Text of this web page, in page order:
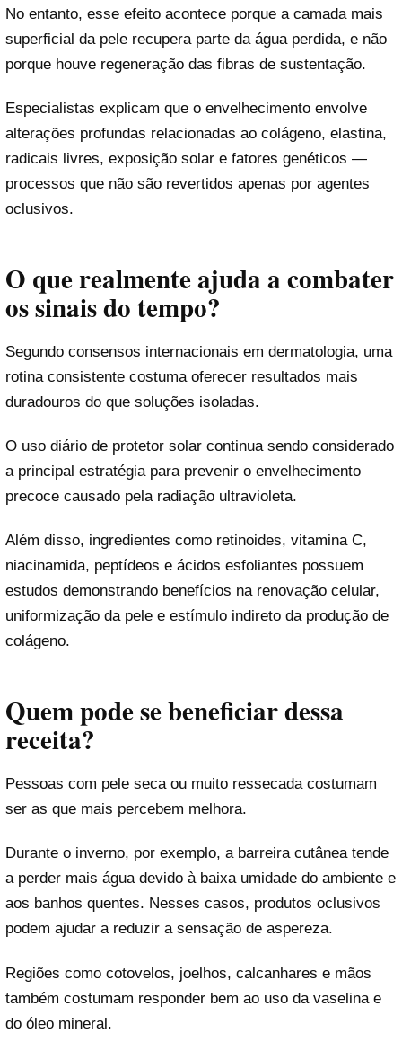
No entanto, esse efeito acontece porque a camada mais
superficial da pele recupera parte da água perdida, e não
porque houve regeneração das fibras de sustentação.
Especialistas explicam que o envelhecimento envolve
alterações profundas relacionadas ao colágeno, elastina,
radicais livres, exposição solar e fatores genéticos —
processos que não são revertidos apenas por agentes
oclusivos.
O que realmente ajuda a combater
os sinais do tempo?
Segundo consensos internacionais em dermatologia, uma
rotina consistente costuma oferecer resultados mais
duradouros do que soluções isoladas.
O uso diário de protetor solar continua sendo considerado
a principal estratégia para prevenir o envelhecimento
precoce causado pela radiação ultravioleta.
Além disso, ingredientes como retinoides, vitamina C,
niacinamida, peptídeos e ácidos esfoliantes possuem
estudos demonstrando benefícios na renovação celular,
uniformização da pele e estímulo indireto da produção de
colágeno.
Quem pode se beneficiar dessa
receita?
Pessoas com pele seca ou muito ressecada costumam
ser as que mais percebem melhora.
Durante o inverno, por exemplo, a barreira cutânea tende
a perder mais água devido à baixa umidade do ambiente e
aos banhos quentes. Nesses casos, produtos oclusivos
podem ajudar a reduzir a sensação de aspereza.
Regiões como cotovelos, joelhos, calcanhares e mãos
também costumam responder bem ao uso da vaselina e
do óleo mineral.